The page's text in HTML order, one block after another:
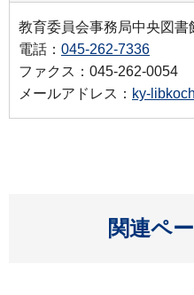
教育委員会事務局中央図書
電話： 045-262-7336
ファクス：045-262-0054
メールアドレス： ky-
関連ペ